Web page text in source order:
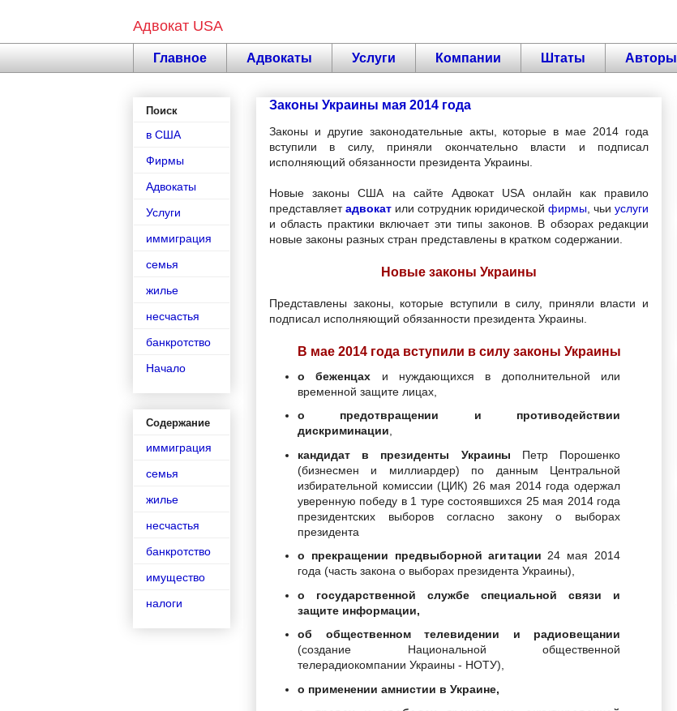
Адвокат USA
Главное Адвокаты Услуги Компании Штаты Авторы
Законы Украины мая 2014 года
Законы и другие законодательные акты, которые в мае 2014 года
вступили в силу, приняли окончательно власти и подписал
исполняющий обязанности президента Украины.
Новые законы США на сайте Адвокат USA онлайн как правило
представляетадвокат или сотрудник юридической фирмы , чьи услуги
и область практики включает эти типы законов. В обзорах редакции
новые законы разных стран представлены в кратком содержании.
Новые законы Украины
Представлены законы, которые вступили в силу, приняли власти и
подписал исполняющий обязанности президента Украины.
В мае 2014 года вступили в силу законы Украины
о беженцах и нуждающихся в дополнительной или
временной защите лицах,
о предотвращении и противодействии
дискриминации
кандидат в президенты Украины Петр Порошенко
(бизнесмен и миллиардер) по данным Центральной
избирательной комиссии (ЦИК) 26 мая 2014 года одержал
уверенную победу в 1 туре состоявшихся 25 мая 2014 года
президентских выборов согласно закону о выборах
президента
о прекращении предвыборной агитации 24 мая 2014
года (часть закона о выборах президента Украины),
о государственной службе специальной связи и
защите информации,
об общественном телевидении и радиовещании
(создание Национальной общественной
телерадиокомпании Украины - НОТУ),
о применении амнистии в Украине,
Поиск
в США
Фирмы
Адвокаты
Услуги
иммиграция
семья
жилье
несчастья
банкротство
Начало
Содержание
иммиграция
семья
жилье
несчастья
банкротство
имущество
налоги